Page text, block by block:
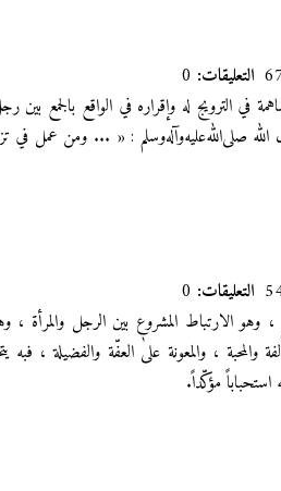
التعليقات:
في الترويج له وإقراره في الواقع بالجمع
صلى‌الله‌عليه‌وآله‌وسلم : « ... ومن عمل في
التعليقات:
، وهو الارتباط المشروع بين الرجل
، والمعونة علىٰ العفّة والفضيلة ،
مؤكّداً.